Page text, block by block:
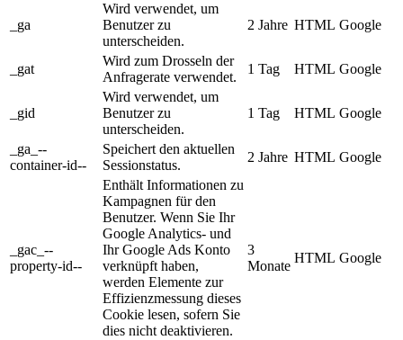
_ga
Wird verwendet, um
Benutzer zu
unterscheiden.
2 Jahre HTML Google
_gat
Wird zum Drosseln der
Anfragerate verwendet.
1 Tag HTML Google
_gid
Wird verwendet, um
Benutzer zu
unterscheiden.
1 Tag HTML Google
_ga_--
container-id--
Speichert den aktuellen
Sessionstatus.
2 Jahre HTML Google
_gac_--
property-id--
Enthält Informationen zu
Kampagnen für den
Benutzer. Wenn Sie Ihr
Google Analytics- und
Ihr Google Ads Konto
verknüpft haben,
werden Elemente zur
Effizienzmessung dieses
Cookie lesen, sofern Sie
dies nicht deaktivieren.
3
Monate
HTML Google